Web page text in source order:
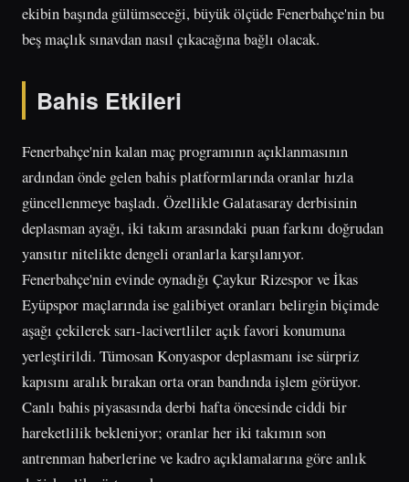
ekibin başında gülümseceği, büyük ölçüde Fenerbahçe'nin bu
beş maçlık sınavdan nasıl çıkacağına bağlı olacak.
Bahis Etkileri
Fenerbahçe'nin kalan maç programının açıklanmasının
ardından önde gelen bahis platformlarında oranlar hızla
güncellenmeye başladı. Özellikle Galatasaray derbisinin
deplasman ayağı, iki takım arasındaki puan farkını doğrudan
yansıtır nitelikte dengeli oranlarla karşılanıyor.
Fenerbahçe'nin evinde oynadığı Çaykur Rizespor ve İkas
Eyüpspor maçlarında ise galibiyet oranları belirgin biçimde
aşağı çekilerek sarı-lacivertliler açık favori konumuna
yerleştirildi. Tümosan Konyaspor deplasmanı ise sürpriz
kapısını aralık bırakan orta oran bandında işlem görüyor.
Canlı bahis piyasasında derbi hafta öncesinde ciddi bir
hareketlilik bekleniyor; oranlar her iki takımın son
antrenman haberlerine ve kadro açıklamalarına göre anlık